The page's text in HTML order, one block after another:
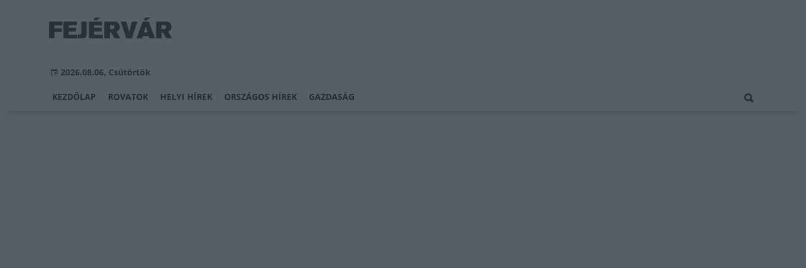
2026.08.06, Csütörtök
KEZDŐLAP ROVATOK HELYI HÍREK ORSZÁGOS HÍREK GAZDASÁG